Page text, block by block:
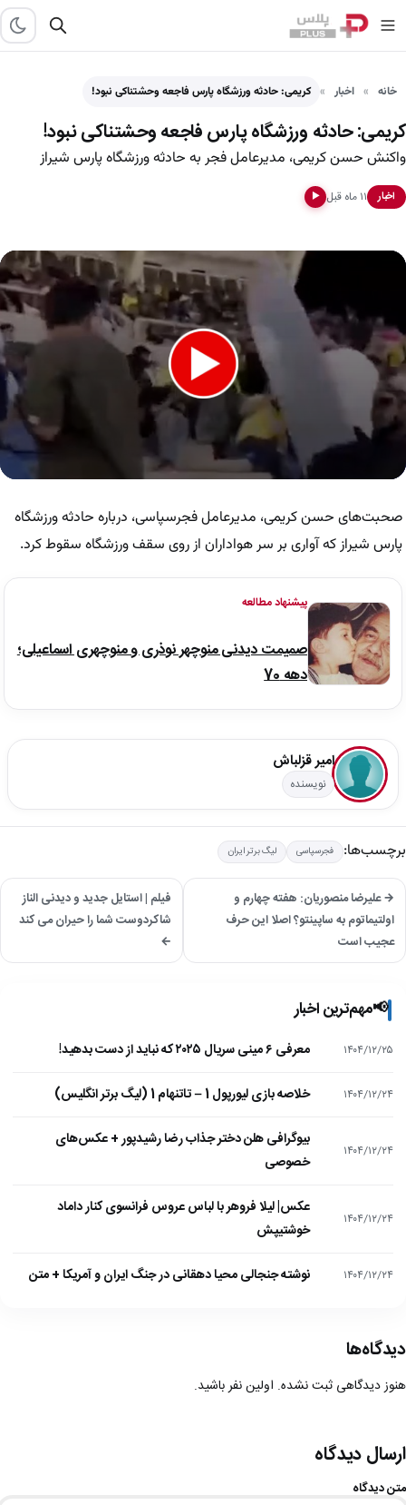
خانه اخبار کریمی: حادثه ورزشگاه پارس فاجعه وحشتناکی نبود!
کریمی: حادثه ورزشگاه پارس فاجعه وحشتناکی نبود!
واکنش حسن کریمی، مدیرعامل فجر به حادثه ورزشگاه پارس شیراز
اخبار ۱۱ ماه قبل ▶
minutes,
seconds
صحبت‌های حسن کریمی، مدیرعامل فجرسپاسی، درباره حادثه ورزشگاه
پارس شیراز که آواری بر سر هواداران از روی سقف ورزشگاه سقوط کرد.
پیشنهاد مطالعه
صمیمت دیدنی منوچهر نوذری و منوچهری اسماعیلی؛
دهه 70
امیر قزلباش
نویسنده
برچسب‌ها: فجرسپاسی لیگ برتر ایران
→ علیرضا منصوریان: هفته چهارم و
اولتیماتوم به ساپینتو؟ اصلا این حرف
عجیب است
فیلم | استایل جدید و دیدنی الناز
شاکردوست شما را حیران می کند
←
📢مهم‌ترین اخبار
۱۴۰۴/۱۲/۲۵ معرفی ۶ مینی سریال ۲۰۲۵ که نباید از دست بدهید!
۱۴۰۴/۱۲/۲۴ خلاصه بازی لیورپول 1 – تاتنهام 1 (لیگ برتر انگلیس)
۱۴۰۴/۱۲/۲۴
بیوگرافی هلن دختر جذاب رضا رشیدپور + عکس‌های
خصوصی
۱۴۰۴/۱۲/۲۴
عکس| لیلا فروهر با لباس عروس فرانسوی کنار داماد
خوشتیپش
۱۴۰۴/۱۲/۲۴ نوشته جنجالی محیا دهقانی در جنگ ایران و آمریکا + متن
دیدگاه‌ها
هنوز دیدگاهی ثبت نشده. اولین نفر باشید.
ارسال دیدگاه
متن دیدگاه